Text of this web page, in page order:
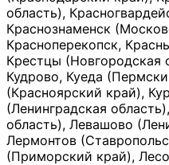
область),
Краснознаменск
Красноперекопск,
Крестцы (Новгородская
Кудрово, Куеда
(Красноярский край),
(Ленинградская
область), Левашово
Лермонтов
(Приморский край),